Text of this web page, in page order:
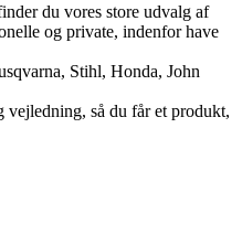
du vores store udvalg af
og private, indenfor have
Stihl, Honda, John
vejledning, så du får et produkt,